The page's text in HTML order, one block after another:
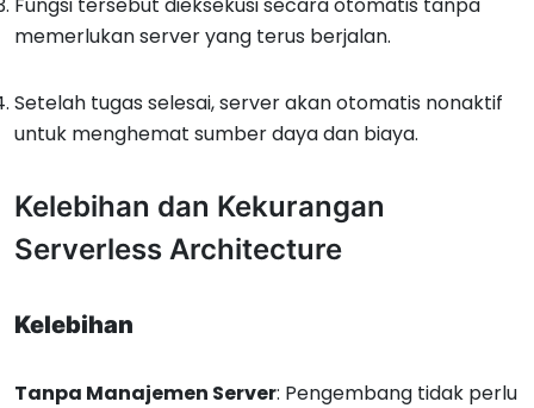
memerlukan server yang terus berjalan.
Setelah tugas selesai, server akan otomatis nonaktif
untuk menghemat sumber daya dan biaya.
Kelebihan dan Kekurangan
Serverless Architecture
Kelebihan
Tanpa Manajemen Server: Pengembang tidak perlu